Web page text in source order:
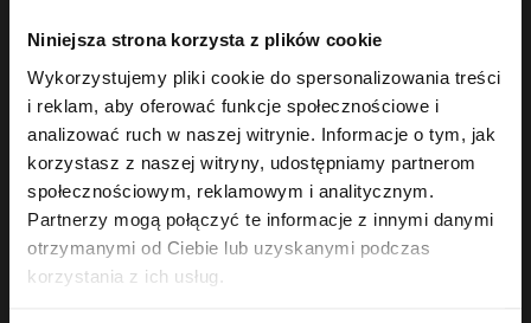
Niniejsza strona korzysta z plików cookie
Wykorzystujemy pliki cookie do spersonalizowania treści
i reklam, aby oferować funkcje społecznościowe i
analizować ruch w naszej witrynie. Informacje o tym, jak
korzystasz z naszej witryny, udostępniamy partnerom
społecznościowym, reklamowym i analitycznym.
Partnerzy mogą połączyć te informacje z innymi danymi
otrzymanymi od Ciebie lub uzyskanymi podczas
korzystania z ich usług.
Szampon ochładzający
10,49 zł
Najniższa cena z 30 dni przed
6,29 zł
Szampon nawilżający
22,49 zł
Najniższa cena z 30 dni przed
obniżką:
OUTLET